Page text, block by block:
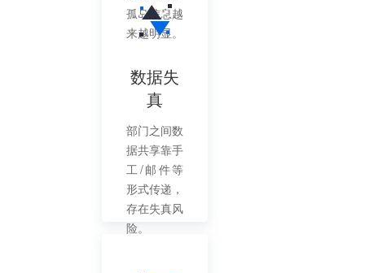
孤岛信息越
来越明显。
数据失
真
部门之间数
据共享靠手
工/邮件等
形式传递，
存在失真风
险。